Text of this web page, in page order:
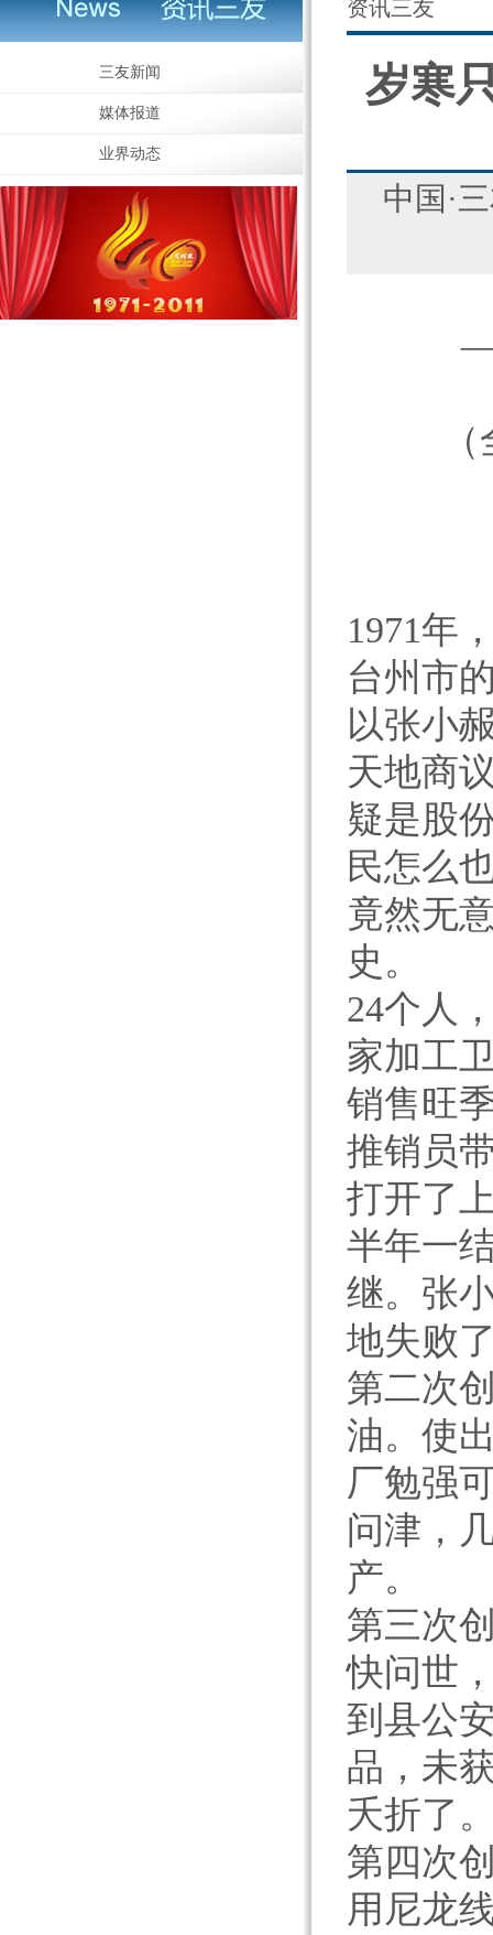
三友新闻
媒体报道
业界动态
资讯三友
岁寒
中国·
1971年
台州市
以张小
天地商
疑是股
民怎么
竟然无
史。
24个人
家加工
销售旺
推销员
打开了
半年一
继。张
地失败
第二次
油。使
厂勉强
问津，
产。
第三次
快问世
到县公
品，未
夭折了
第四次
用尼龙